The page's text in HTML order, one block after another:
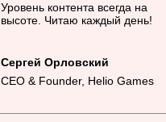
Уровень контента всегда на
высоте. Читаю каждый день!
Сергей Орловский
CEO & Founder, Helio Games